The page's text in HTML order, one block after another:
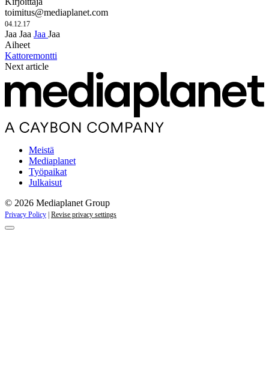
toimitus@mediaplanet.com
04.12.17
Jaa Jaa Jaa Jaa
Aiheet
Kattoremontti
Next article
Meistä
Mediaplanet
Työpaikat
Julkaisut
© 2026 Mediaplanet Group
Privacy Policy Revise privacy settings